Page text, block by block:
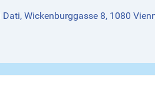
Wickenburggasse 8, 1080